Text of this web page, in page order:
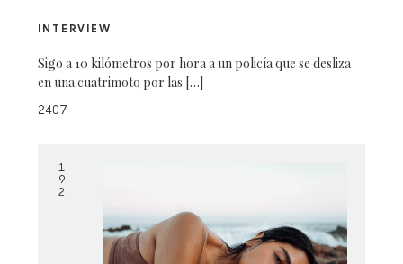
INTERVIEW
Sigo a 10 kilómetros por hora a un policía que se desliza
en una cuatrimoto por las […]
2407
1
9
2